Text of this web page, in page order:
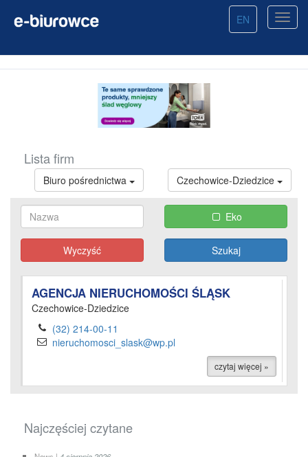
EN
Lista firm
Biuro pośrednictwa Czechowice-Dziedzice
Eko
Wyczyść
AGENCJA NIERUCHOMOŚCI ŚLĄSK
Czechowice-Dziedzice
(32) 214-00-11
nieruchomosci_slask@wp.pl
czytaj więcej »
Najczęściej czytane